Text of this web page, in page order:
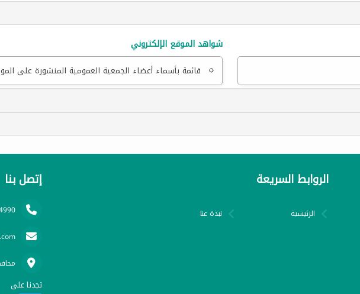
شواهد الموقع الإلكتروني
قائمة بأسماء أعضاء الجمعية العمومية المنشورة على
الروابط السريعة
الرئيسية نبذة عنا
إتصل بنا
تجدنا على